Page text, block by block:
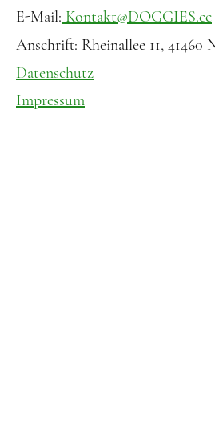
E-Mail: Kontakt@DOGGIES.cc
Anschrift: Rheinallee 11, 41460
Datenschutz
Impressum